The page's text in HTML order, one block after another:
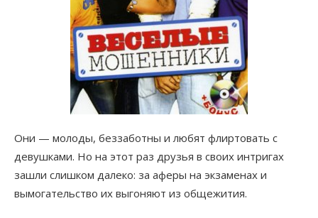
Они — молоды, беззаботны и любят флиртовать с
девушками. Но на этот раз друзья в своих интригах
зашли слишком далеко: за аферы на экзаменах и
вымогательство их выгоняют из общежития.